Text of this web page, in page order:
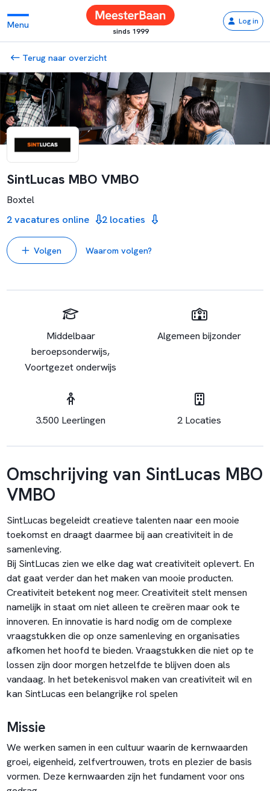
Menu
sinds 1999
Log in
Terug naar overzicht
SintLucas MBO VMBO
Boxtel
2 vacatures online
2 locaties
Volgen Waarom volgen?
Middelbaar
beroepsonderwijs,
Voortgezet onderwijs
Algemeen bijzonder
3.500 Leerlingen 2 Locaties
Omschrijving van SintLucas MBO
VMBO
SintLucas begeleidt creatieve talenten naar een mooie
toekomst en draagt daarmee bij aan creativiteit in de
samenleving.
Bij SintLucas zien we elke dag wat creativiteit oplevert. En
dat gaat verder dan het maken van mooie producten.
Creativiteit betekent nog meer. Creativiteit stelt mensen
namelijk in staat om niet alleen te creëren maar ook te
innoveren. En innovatie is hard nodig om de complexe
vraagstukken die op onze samenleving en organisaties
afkomen het hoofd te bieden. Vraagstukken die niet op te
lossen zijn door morgen hetzelfde te blijven doen als
vandaag. In het betekenisvol maken van creativiteit wil en
kan SintLucas een belangrijke rol spelen
Missie
We werken samen in een cultuur waarin de kernwaarden
groei, eigenheid, zelfvertrouwen, trots en plezier de basis
vormen. Deze kernwaarden zijn het fundament voor ons